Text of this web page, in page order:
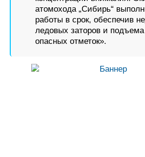
атомохода „Сибирь“
работы в срок, обеспечив
ледовых заторов и
опасных отметок».